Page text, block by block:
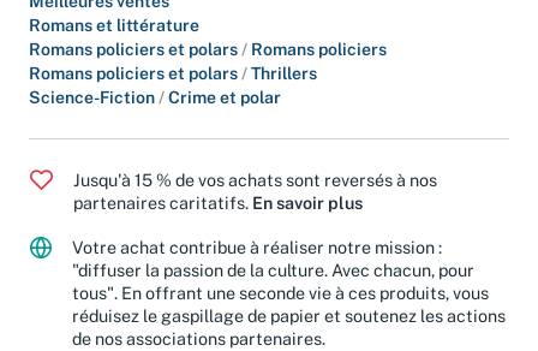
Romans et littérature
Romans policiers et polars/ Romans policiers
Romans policiers et polars/Thrillers
Science-Fiction/Crime et polar
Jusqu'à 15 % de vos achats sont reversés à nos
partenaires caritatifs. En savoir plus
Votre achat contribue à réaliser notre mission :
"diffuser la passion de la culture. Avec chacun, pour
tous". En offrant une seconde vie à ces produits, vous
réduisez le gaspillage de papier et soutenez les actions
de nos associations partenaires.